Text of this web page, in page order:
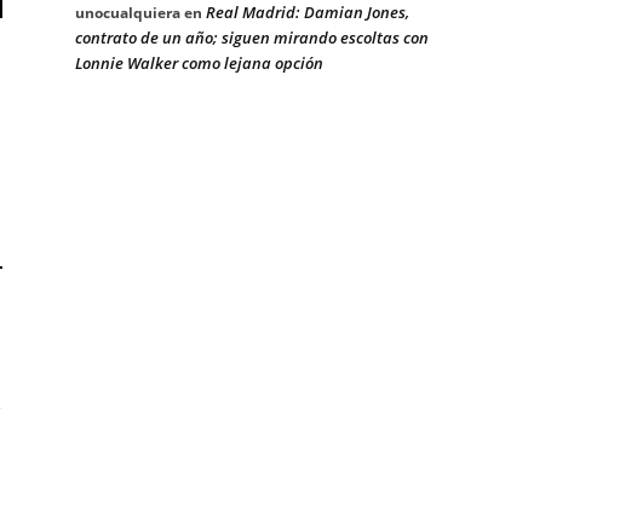
unocualquieraen Real Madrid: Damian Jones,
contrato de un año; siguen mirando escoltas con
Lonnie Walker como lejana opción